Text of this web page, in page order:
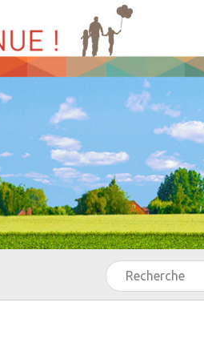
Rechercher